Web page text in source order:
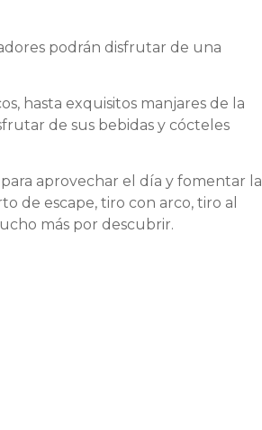
podrán disfrutar de una
hasta exquisitos manjares de la
de sus bebidas y cócteles
aprovechar el día y fomentar la
de escape, tiro con arco, tiro al
más por descubrir.